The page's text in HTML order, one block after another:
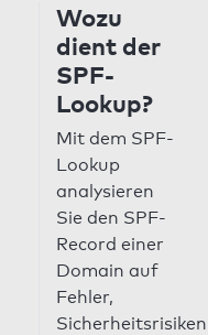
Wozu
dient der
SPF-
Lookup?
Mit dem SPF-
Lookup
analysieren
Sie den SPF-
Record einer
Domain auf
Fehler,
Sicherheitsrisiken